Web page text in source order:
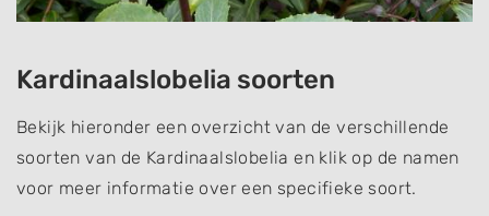
Kardinaalslobelia soorten
Bekijk hieronder een overzicht van de verschillende
soorten van de Kardinaalslobelia en klik op de namen
voor meer informatie over een specifieke soort.